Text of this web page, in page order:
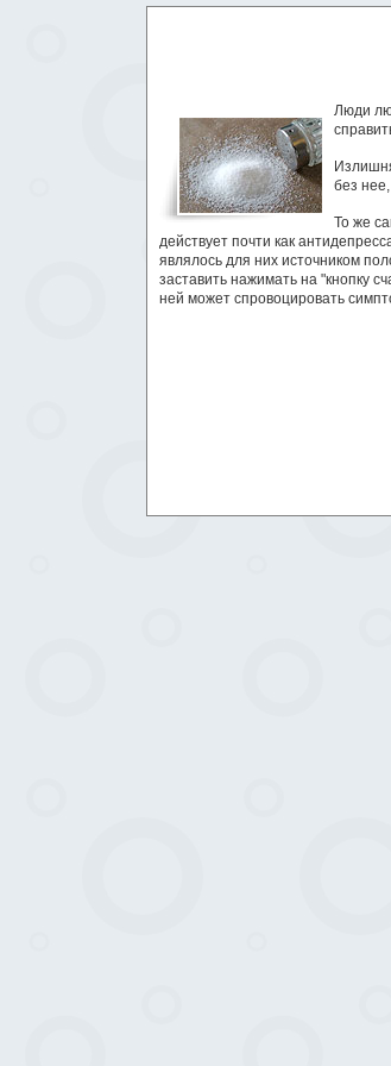
Люди
без
То же
действует почти как
являлось для них источником
заставить нажимать на "кнопку
ней может спровоцировать